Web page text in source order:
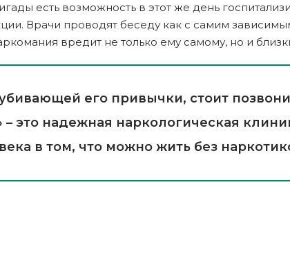
есть возможность в этот же день
Врачи проводят беседу как с самим
вредит не только ему самому, но и
его привычки, стоит
это надежная наркологическая
в том, что можно жить без